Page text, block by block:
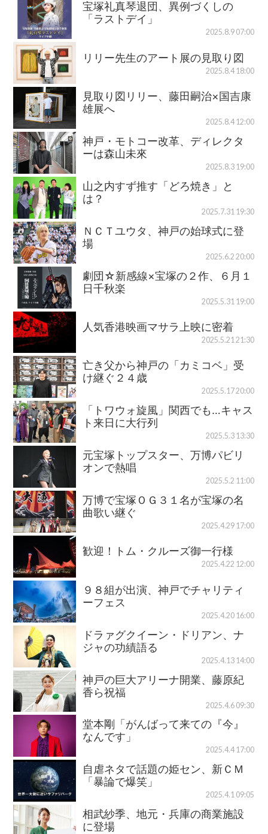
宝塚礼真琴退団、異例づくしの
「ラストデイ」
2025.8.9 07:00
リリー先生のアート展の見取り図
2025.8.4 18:00
見取り図リリー、藤田嗣治×国吉康
雄展へ
2025.8.4 12:00
神戸・モトコー改革、ディレクタ
ーは森山未來
2025.8.3 19:00
山之内すず推す「どろ焼き」と
は？
2025.7.31 19:30
ＮＣＴユウタ、神戸の始球式に登
場
2025.6.2 20:00
劇団☆新感線×宝塚の２作、６月１
日千秋楽
2025.5.31 19:00
人気香港映画マサラ上映に密着
2025.5.21 21:30
亡き父から神戸の「カミコベ」受
け継ぐ２４歳
2025.5.17 20:00
「トワウォ旋風」関西でも…キャス
ト来日に大行列
2025.5.3 13:30
元宝塚トップスター、万博パビリ
オンで熱唱
2025.5.2 11:00
万博で宝塚ＯＧ３１名が宝塚の名
曲歌い継ぐ
2025.4.29 17:00
歓迎！トム・クルーズ御一行様
2025.4.22 12:00
９８組が出演、神戸でチャリティ
ーフェス
2025.4.20 16:00
ドラァグクイーン・ドリアン、ナ
ジャの功績語る
2025.4.13 14:00
神戸の巨大アリーナ開業、藤原紀
香ら祝福
2025.4.6 09:30
堂本剛「がんばって来ての『今』
なんです」
2025.4.4 17:00
自虐ネタで話題の姫セン、新ＣＭ
「暴論で爆笑」
2025.4.1 09:05
相武紗季、地元・兵庫の商業施設
に登場